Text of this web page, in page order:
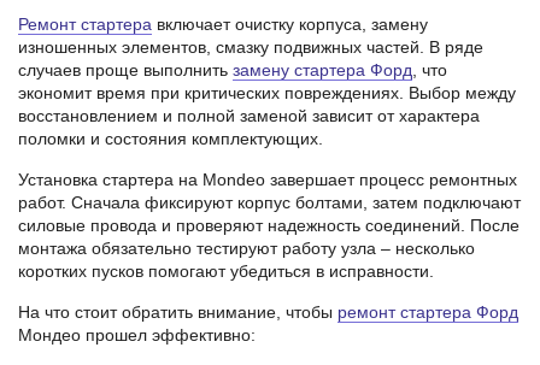
Ремонт стартера включает очистку корпуса, замену
изношенных элементов, смазку подвижных частей. В ряде
случаев проще выполнить замену стартера Форд , что
экономит время при критических повреждениях. Выбор между
восстановлением и полной заменой зависит от характера
поломки и состояния комплектующих.
Установка стартера на Mondeo завершает процесс ремонтных
работ. Сначала фиксируют корпус болтами, затем подключают
силовые провода и проверяют надежность соединений. После
монтажа обязательно тестируют работу узла – несколько
коротких пусков помогают убедиться в исправности.
На что стоит обратить внимание, чтобы ремонт стартера Форд
Мондео прошел эффективно: